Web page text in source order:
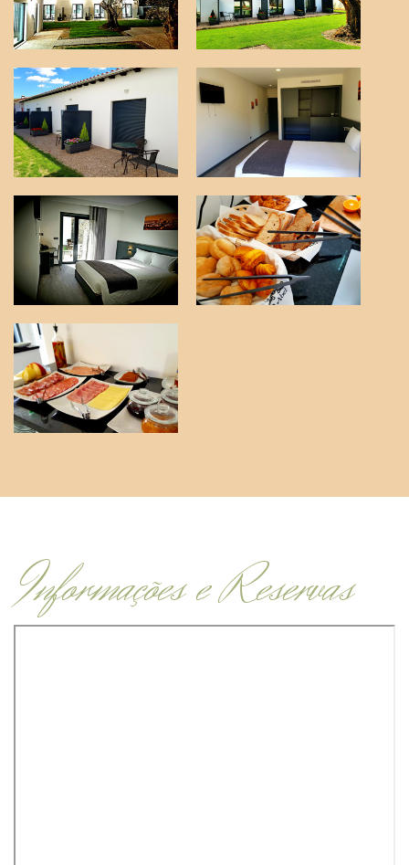
Informações e Reservas